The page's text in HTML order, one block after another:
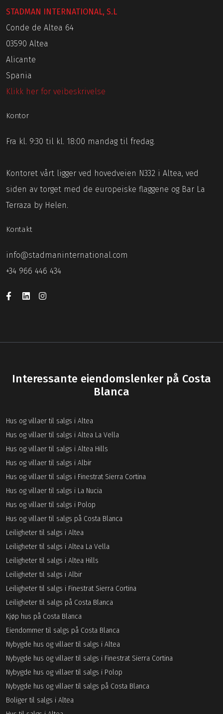
STADMAN INTERNATIONAL, S.L
Conde de Altea 64
03590 Altea
Alicante
Spania
Klikk her for veibeskrivelse
Kontor
Fra kl. 9:30 til kl. 18:00 mandag til fredag.
Kontoret vårt ligger ved hovedveien N332 i Altea, ved
siden av torget med de europeiske flaggene og Bar La
Terraza by Helen.
Kontakt
info@stadmaninternational.com
+34 966 446 434
Interessante eiendomslenker på Costa
Blanca
Hus og villaer til salgs i Altea
Hus og villaer til salgs i Altea La Vella
Hus og villaer til salgs i Altea Hills
Hus og villaer til salgs i Albir
Hus og villaer til salgs i Finestrat Sierra Cortina
Hus og villaer til salgs i La Nucia
Hus og villaer til salgs i Polop
Hus og villaer til salgs på Costa Blanca
Leiligheter til salgs i Altea
Leiligheter til salgs i Altea La Vella
Leiligheter til salgs i Altea Hills
Leiligheter til salgs i Albir
Leiligheter til salgs i Finestrat Sierra Cortina
Leiligheter til salgs på Costa Blanca
Kjøp hus på Costa Blanca
Eiendommer til salgs på Costa Blanca
Nybygde hus og villaer til salgs i Altea
Nybygde hus og villaer til salgs i Finestrat Sierra Cortina
Nybygde hus og villaer til salgs i Polop
Nybygde hus og villaer til salgs på Costa Blanca
Boliger til salgs i Altea